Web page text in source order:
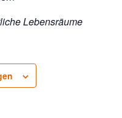
Lebensräume